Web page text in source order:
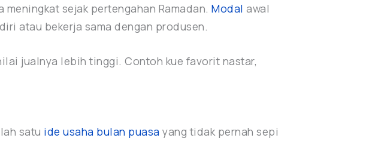
meningkat sejak pertengahan Ramadan.Modal awal
atau bekerja sama dengan produsen.
jualnya lebih tinggi. Contoh kue favorit nastar,
satu ide usaha bulan puasa yang tidak pernah sepi